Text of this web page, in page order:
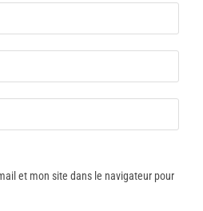
et mon site dans le navigateur pour